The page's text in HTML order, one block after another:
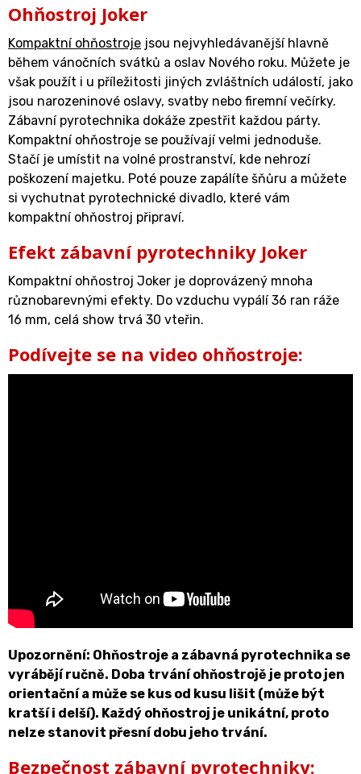
Ohňostroj Joker
Kompaktní ohňostroje jsou nejvyhledávanější hlavně
během vánočních svátků a oslav Nového roku. Můžete je
však použít i u příležitosti jiných zvláštních událostí, jako
jsou narozeninové oslavy, svatby nebo firemní večírky.
Zábavní pyrotechnika dokáže zpestřit každou párty.
Kompaktní ohňostroje se používají velmi jednoduše.
Stačí je umístit na volné prostranství, kde nehrozí
poškození majetku. Poté pouze zapálíte šňůru a můžete
si vychutnat pyrotechnické divadlo, které vám
kompaktní ohňostroj připraví.
Efekt zábavní pyrotechniky Joker
Kompaktní ohňostroj Joker je doprovázený mnoha
různobarevnými efekty. Do vzduchu vypálí 36 ran ráže
16 mm, celá show trvá 30 vteřin.
Podívejte se na video ohňostroje:
Upozornění: Ohňostroje a zábavná pyrotechnika se
vyrábějí ručně. Doba trvání ohňostrojě je proto jen
orientační a může se kus od kusu lišit (může být
kratší i delší). Každý ohňostroj je unikátní, proto
nelze stanovit přesní dobu jeho trvání.
Bezpečnost zábavní pyrotechniky: